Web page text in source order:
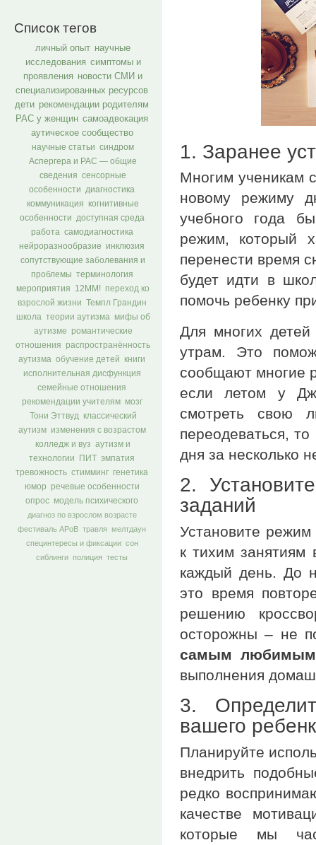
Список тегов
личный опыт научные
исследования симптомы и
проявления новости СМИ и
специализированных ресурсов
дети рекомендации родителям
РАС у женщин самоадвокация
аутическое сообщество
научные статьи синдром
Аспергера и РАС — общие
сведения сенсорные
особенности диагностика
коммуникация когнитивные
особенности доступная среда
работа самодиагностика
нейроразнообразие инклюзия
сопутствующие заболевания и
проблемы терминология
мероприятия 12ММ! переход ко
взрослой жизни
Темпл Грандин
школа теории аутизма
мифы об
аутизме
романтические
отношения
распространённость
аутизма обучение детей
книги
исполнительная дисфункция
семейные отношения
рекомендации учителям
мозг
Тони Эттвуд
классический
аутизм
изменения с возрастом
колледж и вуз аутизм и
технологии
ПИТ
эмпатия
тревожность стимминг генетика
юмор
речевые особенности
опрос модель психического
диагноз по взрослом возрасте
фестиваль АРоВ травля мелтдаун
специнтересы и фиксации сон
сиблинги полиция тесты
1. Заранее
Многим ученикам
новому режиму
учебного года
режим, который
перенести время
будет идти в
помочь ребенку
Для многих
утрам. Это
сообщают многие
если летом у
смотреть свою
переодеваться,
дня за несколько
2.
заданий
Установите
к тихим
каждый день. До
это время
решению
осторожны – не
самым любимым
выполнения
3.
вашего
Планируйте
внедрить
редко
качестве
которые мы